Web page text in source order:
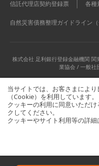
信託代理店契約登録票 各種
自然災害債務整理ガイドライン
株式会社 足利銀行登録金融機関 関
業協会 / 一般社
Copyright © The
当サイトでは、お客さまによ
（Cookie）を利用しています。
クッキーの利用に同意いただ
クしてください。
クッキーやサイト利用等の詳細